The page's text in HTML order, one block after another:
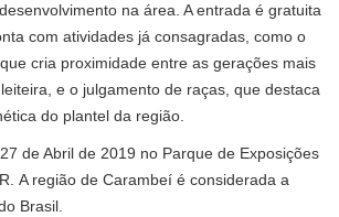
na área. A entrada é gratuita
com atividades já consagradas, como o
cria proximidade entre as gerações mais
e o julgamento de raças, que destaca
do plantel da região.
de Abril de 2019 no Parque de Exposições
A região de Carambeí é considerada a
Brasil.